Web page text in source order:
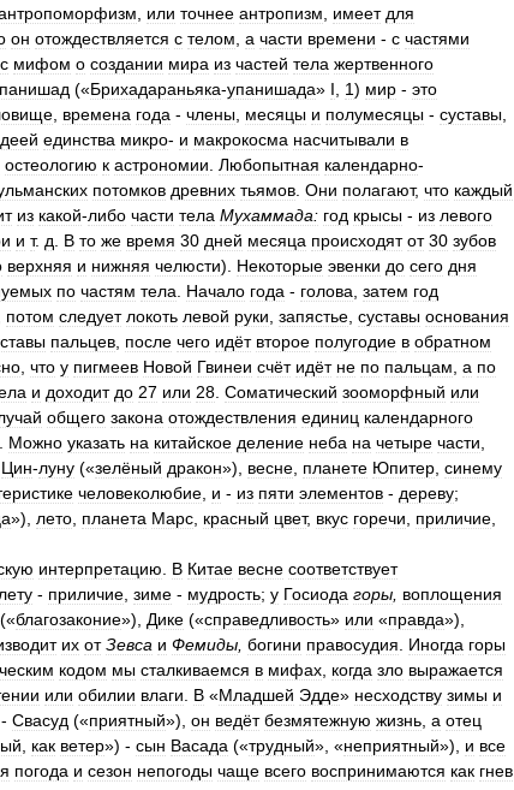
или точнее антропизм имеет для
он отождествляется с телом а части времени - с частями
с мифом о создании мира из частей тела жертвенного
(«Брихадараньяка-упанишада» I 1) мир - это
времена года - члены месяцы и полумесяцы - суставы
единства микро- и макрокосма насчитывали в
остеологию к астрономии Любопытная календарно-
потомков древних тьямов Они полагают, что каждый
из какой-либо части тела Мухаммада: год крысы - из левого
и т. д В то же время 30 дней месяца происходят от 30 зубов
верхняя и нижняя челюсти). Некоторые эвенки до сего дня
по частям тела Начало года - голова затем год
потом следует локоть левой руки запястье суставы основания
пальцев после чего идёт второе полугодие в обратном
что у пигмеев Новой Гвинеи счёт идёт не по пальцам а по
и доходит до 27 или 28 Соматический зооморфный или
общего закона отождествления единиц календарного
Можно указать на китайское деление неба на четыре части
Цин-луну («зелёный дракон»), весне планете Юпитер синему
человеколюбие и - из пяти элементов - дереву;
»), лето планета Марс красный цвет, вкус горечи приличие
интерпретацию В Китае весне соответствует
лету - приличие зиме - мудрость; у Госиода горы воплощения
(«благозаконие»), Дике («справедливость» или «правда»),
их от Зевса и Фемиды богини правосудия Иногда горы
кодом мы сталкиваемся в мифах когда зло выражается
или обилии влаги В «Младшей Эдде» несходству зимы и
- Свасуд («приятный»), он ведёт безмятежную жизнь а отец
как ветер») - сын Васада («трудный», «неприятный»), и все
погода и сезон непогоды чаще всего воспринимаются как гнев